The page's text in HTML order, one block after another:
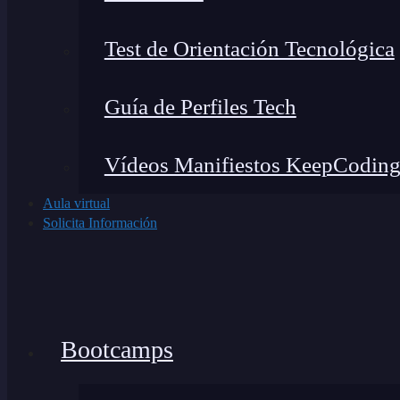
Test de Orientación Tecnológica
Guía de Perfiles Tech
Vídeos Manifiestos KeepCoding
Aula virtual
Solicita Información
Bootcamps